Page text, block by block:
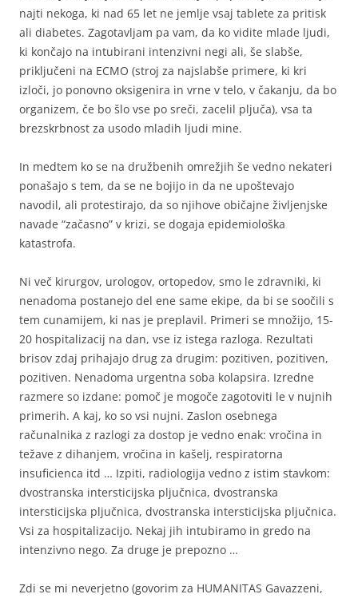
najti nekoga, ki nad 65 let ne jemlje vsaj tablete za pritisk
ali diabetes. Zagotavljam pa vam, da ko vidite mlade ljudi,
ki končajo na intubirani intenzivni negi ali, še slabše,
priključeni na ECMO (stroj za najslabše primere, ki kri
izloči, jo ponovno oksigenira in vrne v telo, v čakanju, da bo
organizem, če bo šlo vse po sreči, zacelil pljuča), vsa ta
brezskrbnost za usodo mladih ljudi mine.
In medtem ko se na družbenih omrežjih še vedno nekateri
ponašajo s tem, da se ne bojijo in da ne upoštevajo
navodil, ali protestirajo, da so njihove običajne življenjske
navade “začasno” v krizi, se dogaja epidemiološka
katastrofa.
Ni več kirurgov, urologov, ortopedov, smo le zdravniki, ki
nenadoma postanejo del ene same ekipe, da bi se soočili s
tem cunamijem, ki nas je preplavil. Primeri se množijo, 15-
20 hospitalizacij na dan, vse iz istega razloga. Rezultati
brisov zdaj prihajajo drug za drugim: pozitiven, pozitiven,
pozitiven. Nenadoma urgentna soba kolapsira. Izredne
razmere so izdane: pomoč je mogoče zagotoviti le v nujnih
primerih. A kaj, ko so vsi nujni. Zaslon osebnega
računalnika z razlogi za dostop je vedno enak: vročina in
težave z dihanjem, vročina in kašelj, respiratorna
insuficienca itd … Izpiti, radiologija vedno z istim stavkom:
dvostranska intersticijska pljučnica, dvostranska
intersticijska pljučnica, dvostranska intersticijska pljučnica.
Vsi za hospitalizacijo. Nekaj jih intubiramo in gredo na
intenzivno nego. Za druge je prepozno …
Zdi se mi neverjetno (govorim za HUMANITAS Gavazzeni,